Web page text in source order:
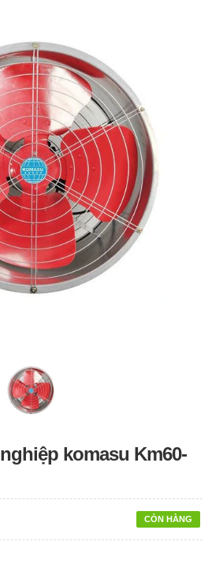
komasu Km60-
CÒN HÀNG